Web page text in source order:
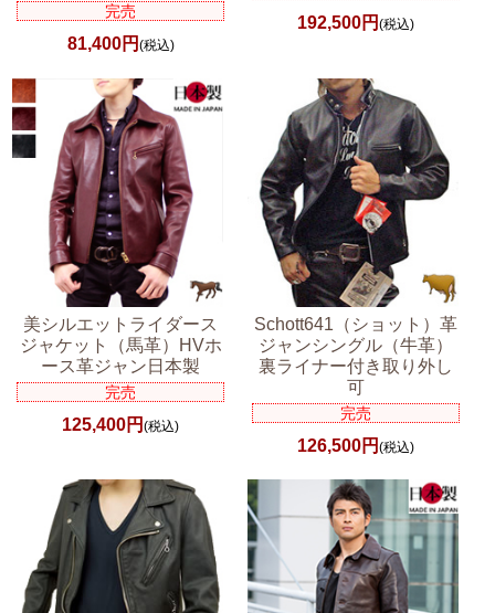
完売
81,400円 (税込)
192,500円 (税込)
美シルエットライダース
ジャケット（馬革）HVホ
ース革ジャン日本製
完売
125,400円(税込)
Schott641（ショット）革
ジャンシングル（牛革）
裏ライナー付き取り外し
可
完売
126,500円 (税込)